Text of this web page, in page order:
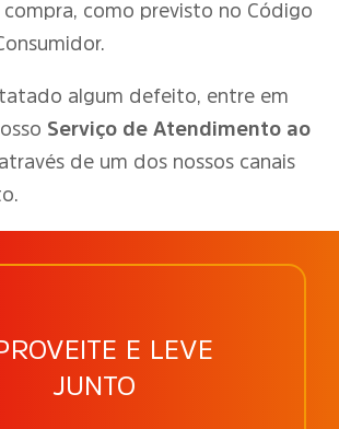
como previsto no Código
algum defeito, entre em
Serviço de Atendimento ao
através de um dos nossos canais
E LEVE
JUNTO